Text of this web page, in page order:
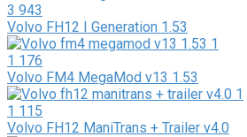
3 943
Volvo FH12 I Generation 1.53
1 176
Volvo FM4 MegaMod v13 1.53
1 115
Volvo FH12 ManiTrans + Trailer v4.0